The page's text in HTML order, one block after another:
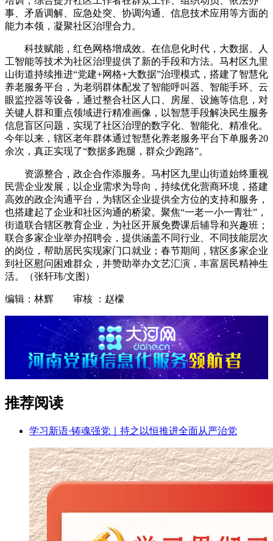
事、矛盾调解、应急处突、协调沟通、信息技术应用等方面的
能力本领，凝聚社区治理合力。
科技赋能，红色网格增成效。在信息化时代，大数据、人
工智能等技术为社区治理提供了新的手段和方法。马村区九里
山街道持续推进“党建+网格+大数据”治理模式，搭建了智慧化
养老服务平台，为老弱群体配发了智能呼叫器、智能手环、云
眼监控器等设备，通过整合社区人口、房屋、设施等信息，对
关键人群和重点领域进行精准画像，以智慧手段解决民生服务
信息盲区问题，实现了社区治理的数字化、智能化、精准化。
今年以来，辖区老年群体通过智慧化养老服务平台下单服务20
余次，真正实现了“数据多跑腿，群众少跑路”。
资源整合，政企合作添服务。马村区九里山街道始终重视
民营企业发展，以企业需求为导向，持续优化营商环境，搭建
高效的政企沟通平台，为辖区企业提供全方位的支持和服务，
也搭建起了企业和社区沟通的桥梁。聚焦“一老一小一青壮”，
街道联合辖区教育企业，为社区开展免费课后辅导和兴趣班；
联合多家企业举办招聘会，提供涵盖不同行业、不同技能层次
的岗位，帮助居民实现家门口就业；春节期间，辖区多家企业
到社区慰问困难群众，并赞助举办文艺汇演，丰富居民精神生
活。（张轩玮/文图）
编辑：林辉 审核 ：赵檬
推荐阅读
学习新语·铸魂强党｜持之以恒推进全面从严治党